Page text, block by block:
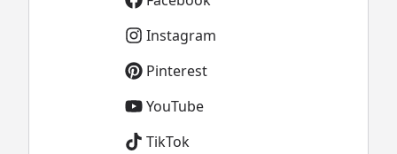
Instagram
Pinterest
YouTube
TikTok